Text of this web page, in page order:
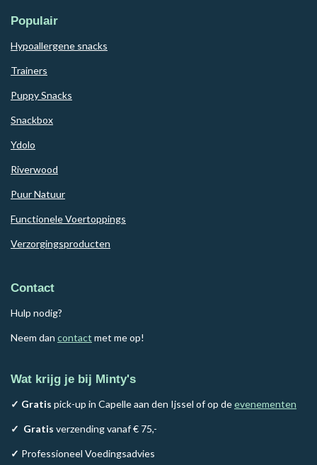
Populair
Hypoallergene snacks
Trainers
Puppy Snacks
Snackbox
Ydolo
Riverwood
Puur Natuur
Functionele Voertoppings
Verzorgingsproducten
Contact
Hulp nodig?
Neem dan contact met me op!
Wat krijg je bij Minty's
✓ Gratis pick-up in Capelle aan den Ijssel of op deevenementen
✓ Gratis verzending vanaf € 75,-
✓ Professioneel Voedingsadvies